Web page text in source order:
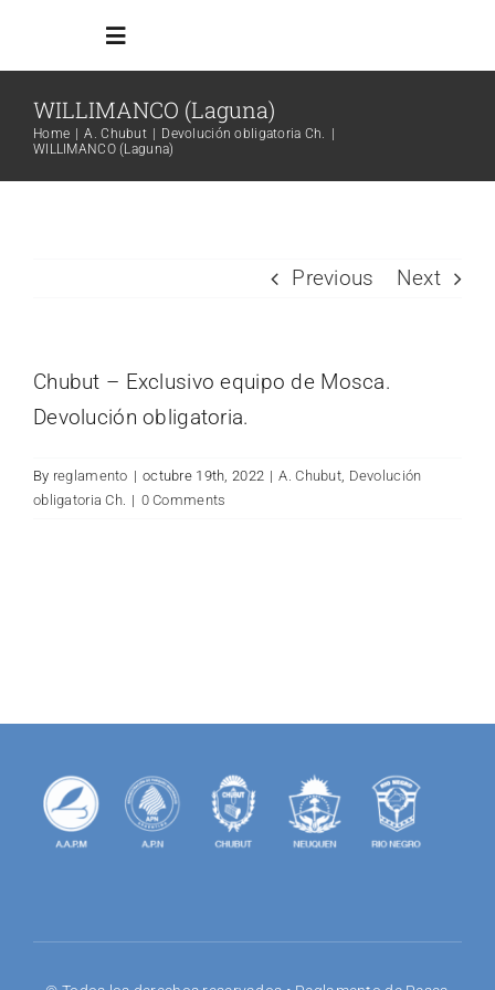
Toggle
Navigation
Inicio
Links
Search
for:
WILLIMANCO (Laguna)
Home A. Chubut
Devolución obligatoria Ch.
WILLIMANCO (Laguna)
Previous Next
Chubut – Exclusivo equipo de Mosca.
Devolución obligatoria.
By reglamento | octubre 19th, 2022 | A. Chubut, Devolución
obligatoria Ch. | 0 Comments